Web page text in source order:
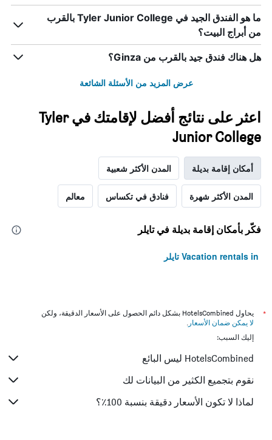
ما هو الفندق الجيد في Tyler Junior College بالقرب
من أبراج البيت؟
هل هناك فندق جيد بالقرب من Ginza؟
عرض المزيد من الأسئلة الشائعة
اعثر على نتائج أفضل لإقامتك في Tyler
Junior College
أمكان إقامة بديلة المدن الأكثر شعبية
المدن الأكثر شهرة فنادق في تكساس معالم
فكّر بأمكان إقامة بديلة في تايلر
Vacation rentals in تايلر
*
يحاول HotelsCombined بشكل دائم الحصول على الأسعار الدقيقة، ولكن
لا يمكن ضمان الأسعار .
إليك السبب:
HotelsCombined ليس البائع
نقوم بتجميع الكثير من البيانات لك
لماذا لا تكون الأسعار دقيقة بنسبة 100٪؟